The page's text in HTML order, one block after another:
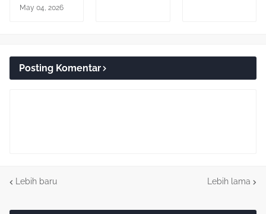
May 04, 2026
Posting Komentar
Lebih baru Lebih lama